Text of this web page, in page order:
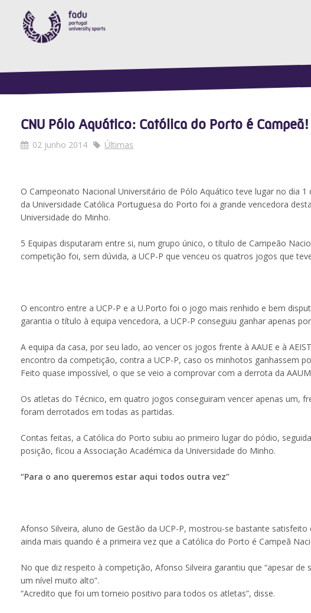
CNU Pólo Aquático: Católica do Porto é Campeã!
02 junho 2014 Últimas
O Campeonato Nacional Universitário de Pólo Aquático teve lugar no dia
da Universidade Católica Portuguesa do Porto foi a grande vencedora
Universidade do Minho.
5 Equipas disputaram entre si, num grupo único, o título de Campeão
competição foi, sem dúvida, a UCP-P que venceu os quatros jogos que
O encontro entre a UCP-P e a U.Porto foi o jogo mais renhido e bem
garantia o título à equipa vencedora, a UCP-P conseguiu ganhar apenas
A equipa da casa, por seu lado, ao vencer os jogos frente à AAUE e à
encontro da competição, contra a UCP-P, caso os minhotos ganhassem
Feito quase impossível, o que se veio a comprovar com a derrota da
Os atletas do Técnico, em quatro jogos conseguiram vencer apenas um,
foram derrotados em todas as partidas.
Contas feitas, a Católica do Porto subiu ao primeiro lugar do pódio,
posição, ficou a Associação Académica da Universidade do Minho.
“Para o ano queremos estar aqui todos outra vez”
Afonso Silveira, aluno de Gestão da UCP-P, mostrou-se bastante
ainda mais quando é a primeira vez que a Católica do Porto é Campeã
No que diz respeito à competição, Afonso Silveira garantiu que “apesar
um nível muito alto”.
“Acredito que foi um torneio positivo para todos os atletas”, disse.